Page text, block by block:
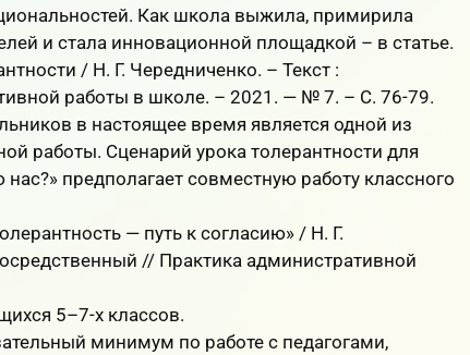
Как школа выжила, примирила
и стала инновационной площадкой – в статье.
/ Н. Г. Чередниченко. – Текст :
работы в школе. – 2021. — № 7. – С. 76-79.
в настоящее время является одной из
работы. Сценарий урока толерантности для
предполагает совместную работу классного
— путь к согласию» / Н. Г.
// Практика административной
5–7-х классов.
минимум по работе с педагогами,